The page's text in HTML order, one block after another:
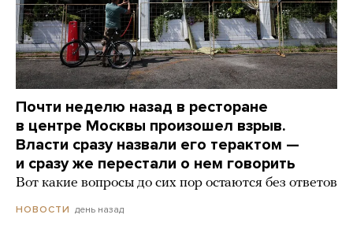
Почти неделю назад в ресторане
в центре Москвы произошел взрыв.
Власти сразу назвали его терактом —
и сразу же перестали о нем говорить
Вот какие вопросы до сих пор остаются без ответов
НОВОСТИ день назад